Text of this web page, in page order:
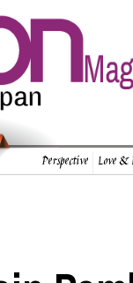
Perspective Love